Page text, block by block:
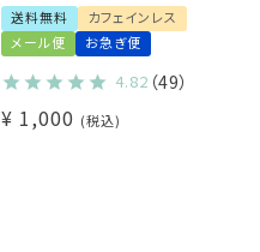
送料無料
カフェインレス
メール便
お急ぎ便
4.82 （49）
¥ 1,000 税込